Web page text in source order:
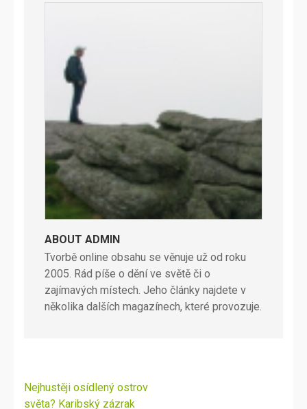
ABOUT ADMIN
Tvorbě online obsahu se věnuje už od roku
2005. Rád píše o dění ve světě či o
zajímavých místech. Jeho články najdete v
několika dalších magazínech, které provozuje.
Navigace
pro
Nejhustěji osídlený ostrov
světa? Karibský zázrak